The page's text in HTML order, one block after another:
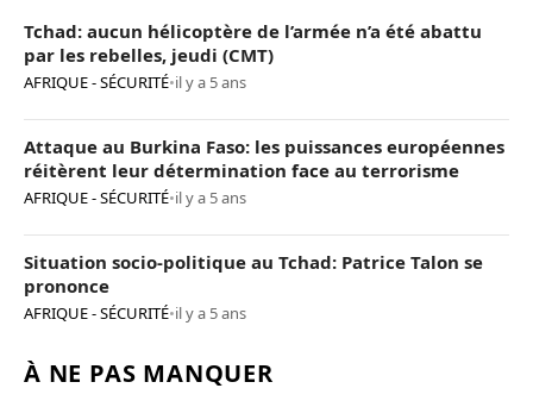
Tchad: aucun hélicoptère de l’armée n’a été abattu
par les rebelles, jeudi (CMT)
AFRIQUE - SÉCURITÉ•il y a 5 ans
Attaque au Burkina Faso: les puissances européennes
réitèrent leur détermination face au terrorisme
AFRIQUE - SÉCURITÉ•il y a 5 ans
Situation socio-politique au Tchad: Patrice Talon se
prononce
AFRIQUE - SÉCURITÉ•il y a 5 ans
À NE PAS MANQUER